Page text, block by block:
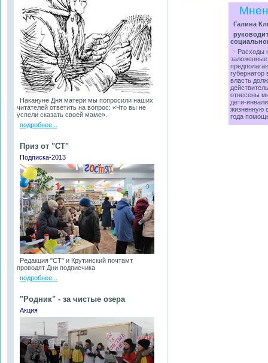
Накануне Дня матери мы попросили наших
читателей ответить на вопрос: «Что вы не
успели сказать своей маме».
подробнее...
Приз от "СТ"
Подписка-2013
Редакция "СТ" и Крутинский почтамт
проводят Дни подписчика
подробнее...
"Родник" - за чистые озера
Акция
Галина
- Расходы
власть
отнесены
дети-
жизненную
года